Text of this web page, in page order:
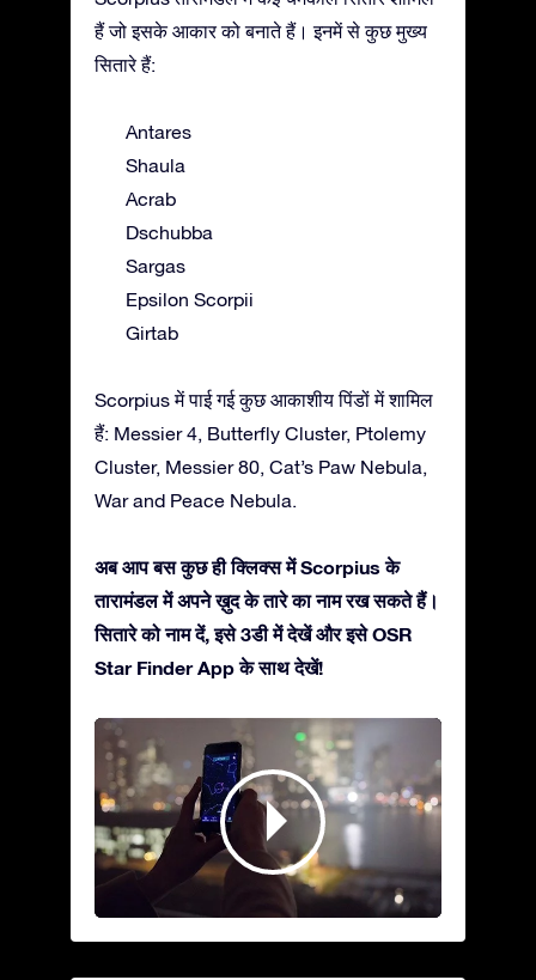
हैं जो इसके आकार को बनाते हैं। इनमें से कुछ मुख्य
सितारे हैं:
Antares
Shaula
Acrab
Dschubba
Sargas
Epsilon Scorpii
Girtab
Scorpius में पाई गई कुछ आकाशीय पिंडों में शामिल
हैं: Messier 4, Butterfly Cluster, Ptolemy
Cluster, Messier 80, Cat’s Paw Nebula,
War and Peace Nebula.
अब आप बस कुछ ही क्लिक्स में Scorpius के
तारामंडल में अपने ख़ुद के तारे का नाम रख सकते हैं।
सितारे को नाम दें, इसे 3डी में देखें और इसे OSR
Star Finder App के साथ देखें!